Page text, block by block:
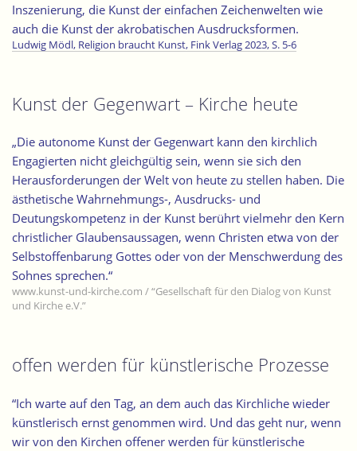
Inszenierung, die Kunst der einfachen Zeichenwelten wie
auch die Kunst der akrobatischen Ausdrucksformen.
Ludwig Mödl, Religion braucht Kunst, Fink Verlag 2023, S. 5-6
Kunst der Gegenwart – Kirche heute
„Die autonome Kunst der Gegenwart kann den kirchlich
Engagierten nicht gleichgültig sein, wenn sie sich den
Herausforderungen der Welt von heute zu stellen haben. Die
ästhetische Wahrnehmungs-, Ausdrucks- und
Deutungskompetenz in der Kunst berührt vielmehr den Kern
christlicher Glaubensaussagen, wenn Christen etwa von der
Selbstoffenbarung Gottes oder von der Menschwerdung des
Sohnes sprechen.“
www.kunst-und-kirche.com / “Gesellschaft für den Dialog von Kunst
und Kirche e.V.”
offen werden für künstlerische Prozesse
“Ich warte auf den Tag, an dem auch das Kirchliche wieder
künstlerisch ernst genommen wird. Und das geht nur, wenn
wir von den Kirchen offener werden für künstlerische